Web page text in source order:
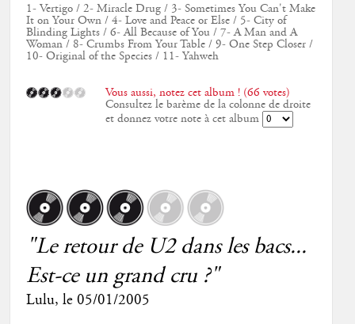
1- Vertigo / 2- Miracle Drug / 3- Sometimes You Can't Make
It on Your Own / 4- Love and Peace or Else / 5- City of
Blinding Lights / 6- All Because of You / 7- A Man and A
Woman / 8- Crumbs From Your Table / 9- One Step Closer /
10- Original of the Species / 11- Yahweh
Vous aussi, notez cet album ! (66 votes)
Consultez le barème de la colonne de droite
et donnez votre note à cet album
"Le retour de U2 dans les bacs...
Est-ce un grand cru ?"
Lulu, le 05/01/2005